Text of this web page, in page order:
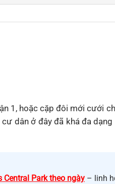
1, hoặc cặp đôi mới cưới
dân ở đây đã khá đa
Central Park theo ngày – linh